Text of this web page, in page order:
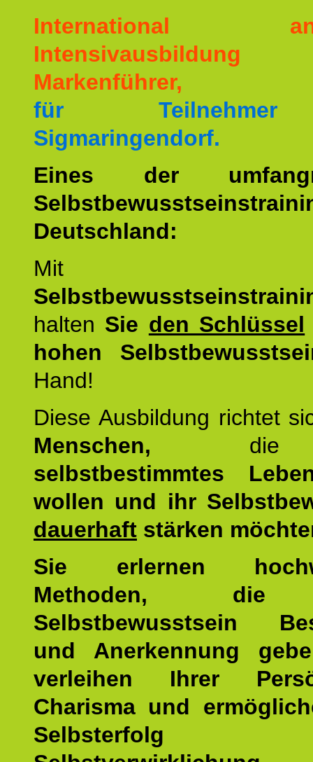
International
Markenführer,
für
Sigmaringendorf.
Eines der
Deutschland:
Mit
halten Sie den Schlüssel
hohen
Hand!
Diese Ausbildung richtet
Menschen,
selbstbestimmtes
wollen und ihr
dauerhaft stärken
Sie erlernen
Methoden, die
Selbstbewusstsein
und Anerkennung
verleihen Ihrer
Charisma und